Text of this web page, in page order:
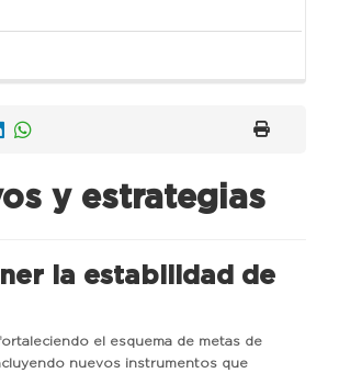
y estrategias
la estabilidad de
el esquema de metas de
nuevos instrumentos que